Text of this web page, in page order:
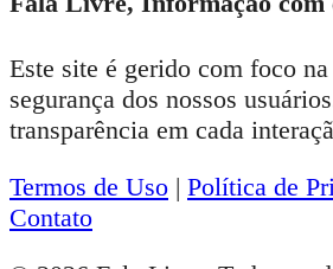
Este site é gerido com foco
segurança dos nossos
transparência em cada
Termos de Uso | Política de
Contato